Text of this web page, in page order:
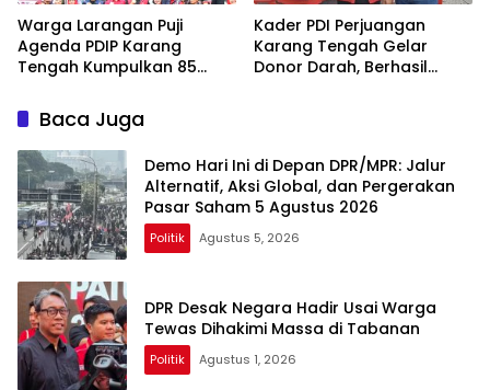
Warga Larangan Puji
Agenda PDIP Karang
Tengah Kumpulkan 85
Kader PDI Perjuangan
Karang Tengah Gelar
Donor Darah, Berhasil
Baca Juga
Demo Hari Ini di Depan DPR/MPR: Jalur
Alternatif, Aksi Global, dan Pergerakan
Pasar Saham 5 Agustus 2026
Politik Agustus 5, 2026
DPR Desak Negara Hadir Usai Warga
Tewas Dihakimi Massa di Tabanan
Politik Agustus 1, 2026